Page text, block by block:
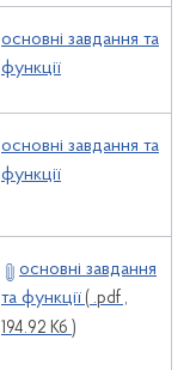
основні завдання та
функції
основні завдання та
функції
основні завдання
та функції ( .pdf ,
194.92 Кб )